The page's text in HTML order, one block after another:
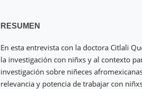
RESUMEN
En esta entrevista con la doctora Citlali
la investigación con niñxs y al contexto
investigación sobre niñeces
relevancia y potencia de trabajar con